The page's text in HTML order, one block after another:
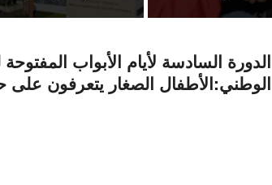
الدورة السادسة لأيام الأبواب المفتوحة
الوطني:الأطفال الصغار يتعرفون على